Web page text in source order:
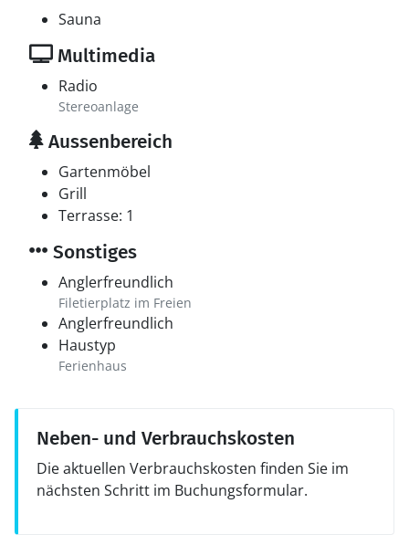
Sauna
Multimedia
Radio
Stereoanlage
Aussenbereich
Gartenmöbel
Grill
Terrasse: 1
Sonstiges
Anglerfreundlich
Filetierplatz im Freien
Anglerfreundlich
Haustyp
Ferienhaus
Neben- und Verbrauchskosten
Die aktuellen Verbrauchskosten finden Sie im
nächsten Schritt im Buchungsformular.